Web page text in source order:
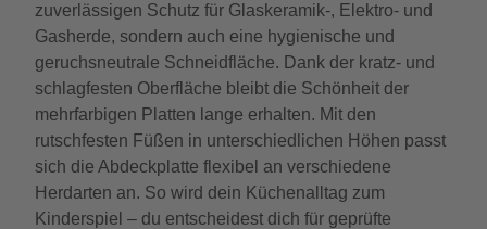
zuverlässigen Schutz für Glaskeramik-, Elektro- und
Gasherde, sondern auch eine hygienische und
geruchsneutrale Schneidfläche. Dank der kratz- und
schlagfesten Oberfläche bleibt die Schönheit der
mehrfarbigen Platten lange erhalten. Mit den
rutschfesten Füßen in unterschiedlichen Höhen passt
sich die Abdeckplatte flexibel an verschiedene
Herdarten an. So wird dein Küchenalltag zum
Kinderspiel – du entscheidest dich für geprüfte